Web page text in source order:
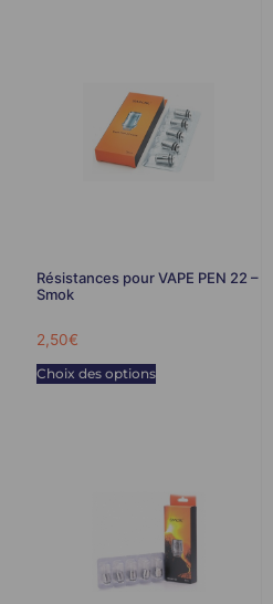
Résistances pour VAPE PEN 22 –
Smok
2,50€
Choix des options